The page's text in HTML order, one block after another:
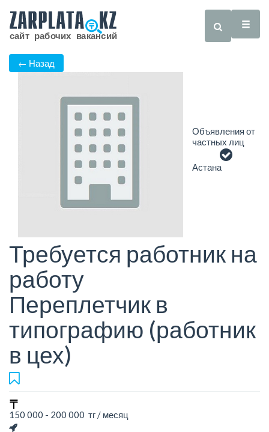
← Назад
Объявления от
частных лиц
Астана
Требуется работник на
работу
Переплетчик в
типографию (работник
в цех)
150 000 - 200 000 тг / месяц